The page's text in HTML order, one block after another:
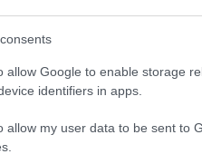
allow Google to enable storage
identifiers in apps.
allow my user data to be sent to
Las comunidades
un modesto **2,47%** en
aumento se debe a un
incremento con carácter
Madrid, el aumento